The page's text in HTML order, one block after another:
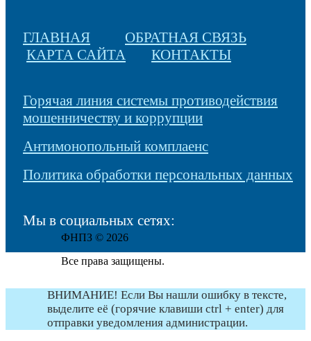
ГЛАВНАЯ
ОБРАТНАЯ СВЯЗЬ
КАРТА САЙТА
КОНТАКТЫ
Горячая линия системы противодействия
мошенничеству и коррупции
Антимонопольный комплаенс
Политика обработки персональных данных
Мы в социальных сетях:
ФНПЗ © 2026
Все права защищены.
ВНИМАНИЕ! Если Вы нашли ошибку в тексте,
выделите её (горячие клавиши ctrl + enter) для
отправки уведомления администрации.